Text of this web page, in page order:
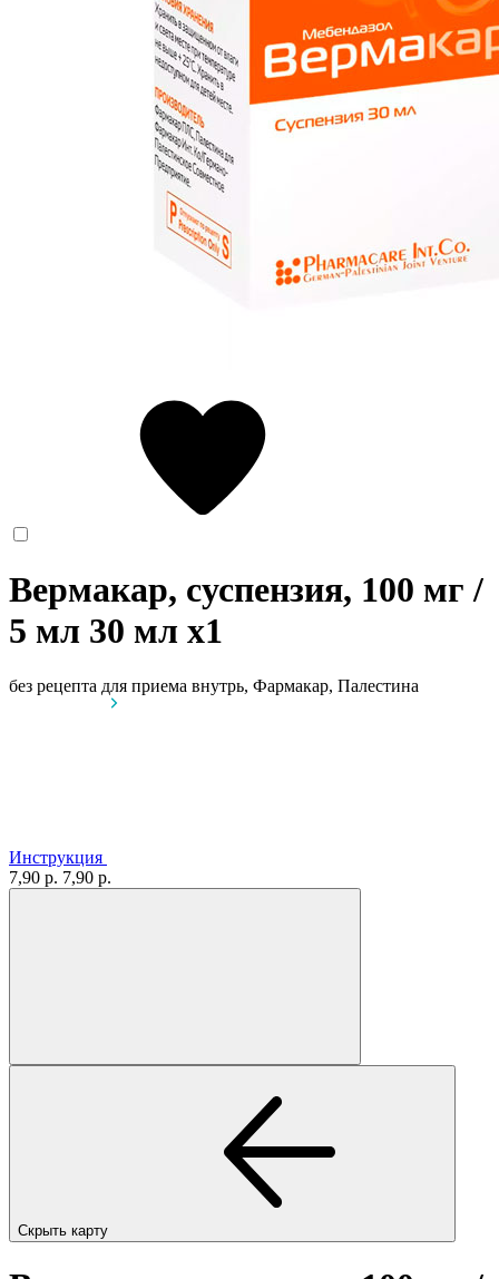
Вермакар, суспензия, 100 мг /
5 мл 30 мл x1
без рецепта для приема внутрь, Фармакар, Палестина
Инструкция
7,90 р. 7,90 р.
Скрыть карту